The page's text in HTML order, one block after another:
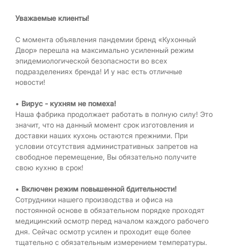
Уважаемые клиенты!
С момента объявления пандемии бренд «Кухонный
Двор» перешла на максимально усиленный режим
эпидемиологической безопасности во всех
подразделениях бренда! И у нас есть отличные
новости!
• Вирус - кухням не помеха!
Наша фабрика продолжает работать в полную силу! Это
значит, что на данный момент срок изготовления и
доставки наших кухонь остаются прежними. При
условии отсутствия административных запретов на
свободное перемещение, Вы обязательно получите
свою кухню в срок!
• Включен режим повышенной бдительности!
Сотрудники нашего производства и офиса на
постоянной основе в обязательном порядке проходят
медицинский осмотр перед началом каждого рабочего
дня. Сейчас осмотр усилен и проходит еще более
тщательно с обязательным измерением температуры.